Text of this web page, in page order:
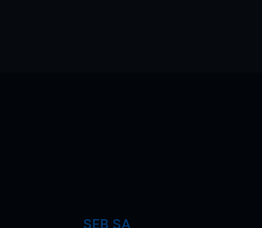
SEB SA